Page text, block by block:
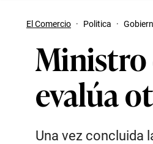
El Comercio · Politica ·
Ministro
evalúa
Una vez concluida